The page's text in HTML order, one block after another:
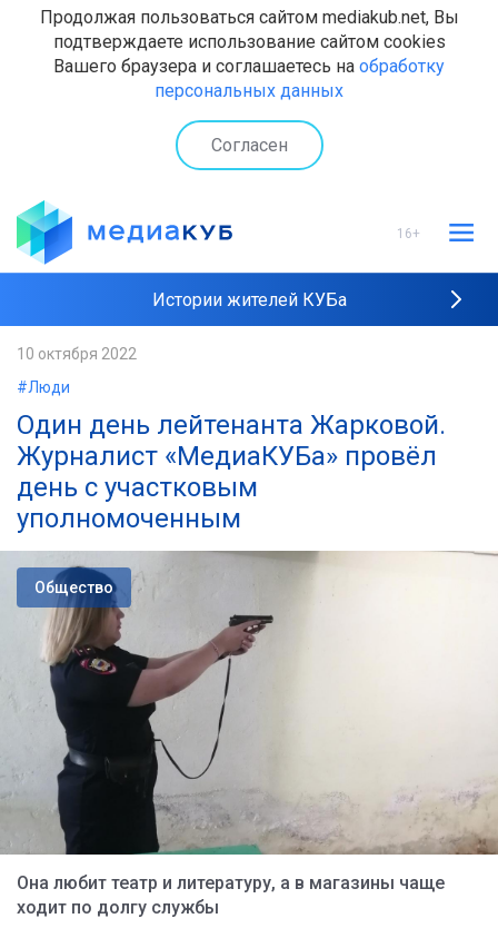
Продолжая пользоваться сайтом mediakub.net, Вы
подтверждаете использование сайтом cookies
Вашего браузера и соглашаетесь на обработку
персональных данных
Согласен
16+
Истории жителей КУБа
10 октября 2022
#Люди
Один день лейтенанта Жарковой.
Журналист «МедиаКУБа» провёл
день с участковым
уполномоченным
Общество
Она любит театр и литературу, а в магазины чаще
ходит по долгу службы